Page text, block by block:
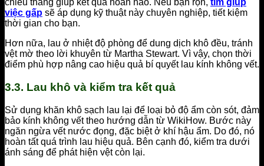
chiều thẳng giúp kết quả hoàn hảo. Nếu bận rộn, tìm giúp
việc gấp sẽ áp dụng kỹ thuật này chuyên nghiệp, tiết kiệm
thời gian cho bạn.
Hơn nữa, lau ở nhiệt độ phòng để dung dịch khô đều, tránh
vệt mờ theo lời khuyên từ Martha Stewart. Vì vậy, chọn thời
điểm phù hợp nâng cao hiệu quả bí quyết lau kính không vết.
3.3. Lau khô và kiểm tra kết quả
Sử dụng khăn khô sạch lau lại để loại bỏ độ ẩm còn sót, đảm
bảo kính không vết theo hướng dẫn từ WikiHow. Bước này
ngăn ngừa vết nước đọng, đặc biệt ở khí hậu ẩm. Do đó, nó
hoàn tất quá trình lau hiệu quả. Bên cạnh đó, kiểm tra dưới
ánh sáng để phát hiện vệt còn lại.